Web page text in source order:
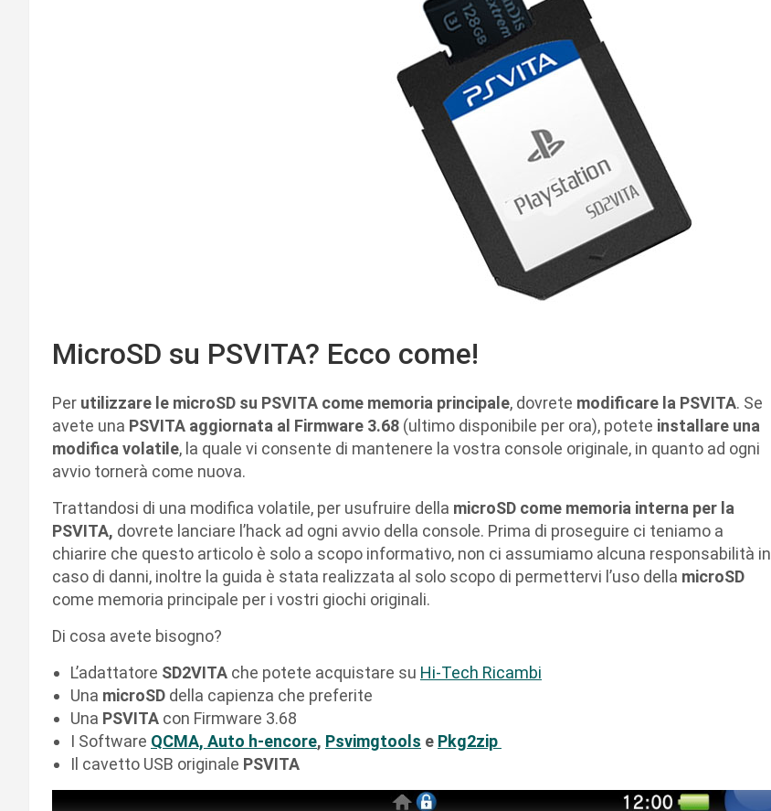
MicroSD su PSVITA? Ecco come!
Per utilizzare le microSD su PSVITA come memoria principale, dovrete modificare la PSVITA. Se
avete una PSVITA aggiornata al Firmware 3.68 (ultimo disponibile per ora), potete installare una
modifica volatile, la quale vi consente di mantenere la vostra console originale, in quanto ad ogni
avvio tornerà come nuova.
Trattandosi di una modifica volatile, per usufruire della microSD come memoria interna per la
PSVITA, dovrete lanciare l’hack ad ogni avvio della console. Prima di proseguire ci teniamo a
chiarire che questo articolo è solo a scopo informativo, non ci assumiamo alcuna responsabilità in
caso di danni, inoltre la guida è stata realizzata al solo scopo di permettervi l’uso della microSD
come memoria principale per i vostri giochi originali.
Di cosa avete bisogno?
L’adattatore SD2VITA che potete acquistare su Hi-Tech Ricambi
Una microSD della capienza che preferite
Una PSVITA con Firmware 3.68
I Software QCMA, Auto h-encore, Psvimgtools e Pkg2zip
Il cavetto USB originale PSVITA